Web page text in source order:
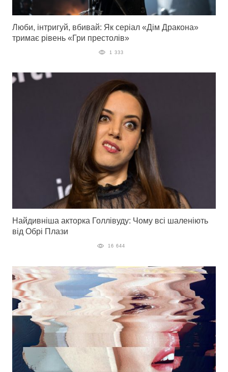
Люби, інтригуй, вбивай: Як серіал «Дім Дракона»
тримає рівень «Гри престолів»
1 333
Найдивніша акторка Голлівуду: Чому всі шаленіють
від Обрі Плази
16 644